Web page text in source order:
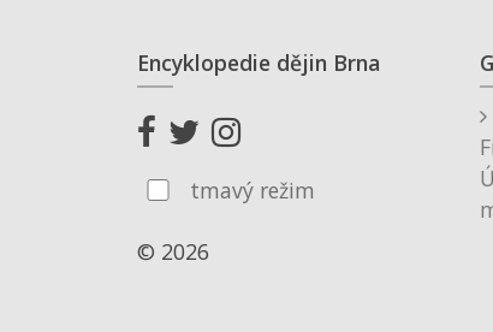
Encyklopedie dějin Brna
tmavý režim
© 2026